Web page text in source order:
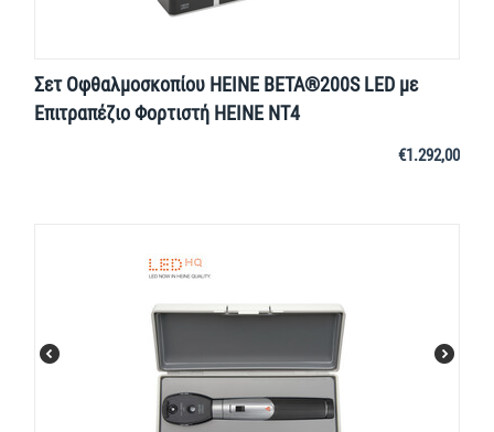
Σετ Οφθαλμοσκοπίου HEINE BETA®200S LED με
Επιτραπέζιο Φορτιστή HEINE NT4
€1.292,00